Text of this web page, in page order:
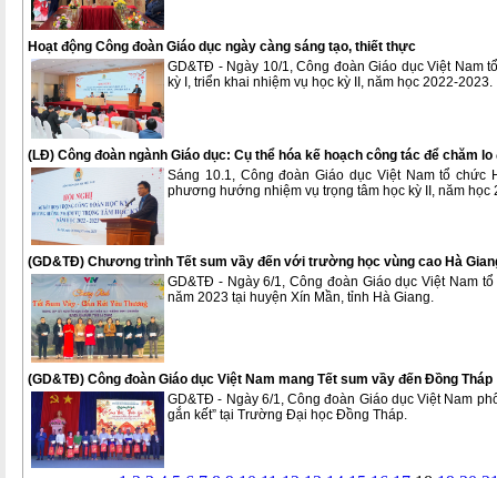
Hoạt động Công đoàn Giáo dục ngày càng sáng tạo, thiết thực
GD&TĐ - Ngày 10/1, Công đoàn Giáo dục Việt Nam
kỳ I, triển khai nhiệm vụ học kỳ II, năm học 2022-2023.
(LĐ) Công đoàn ngành Giáo dục: Cụ thể hóa kế hoạch công tác để chăm lo
Sáng 10.1, Công đoàn Giáo dục Việt Nam tổ
phương hướng nhiệm vụ trọng tâm học kỳ II, năm học
(GD&TĐ) Chương trình Tết sum vầy đến với trường học vùng cao Hà
GD&TĐ - Ngày 6/1, Công đoàn Giáo dục Việt Nam
năm 2023 tại huyện Xín Mần, tỉnh Hà Giang.
(GD&TĐ) Công đoàn Giáo dục Việt Nam mang Tết sum vầy đến Đồng Tháp
GD&TĐ - Ngày 6/1, Công đoàn Giáo dục Việt Nam
gắn kết” tại Trường Đại học Đồng Tháp.